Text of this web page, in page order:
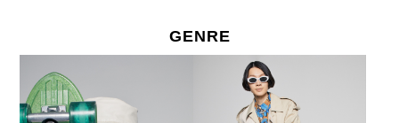
GENRE 取扱ジャンルGENRE